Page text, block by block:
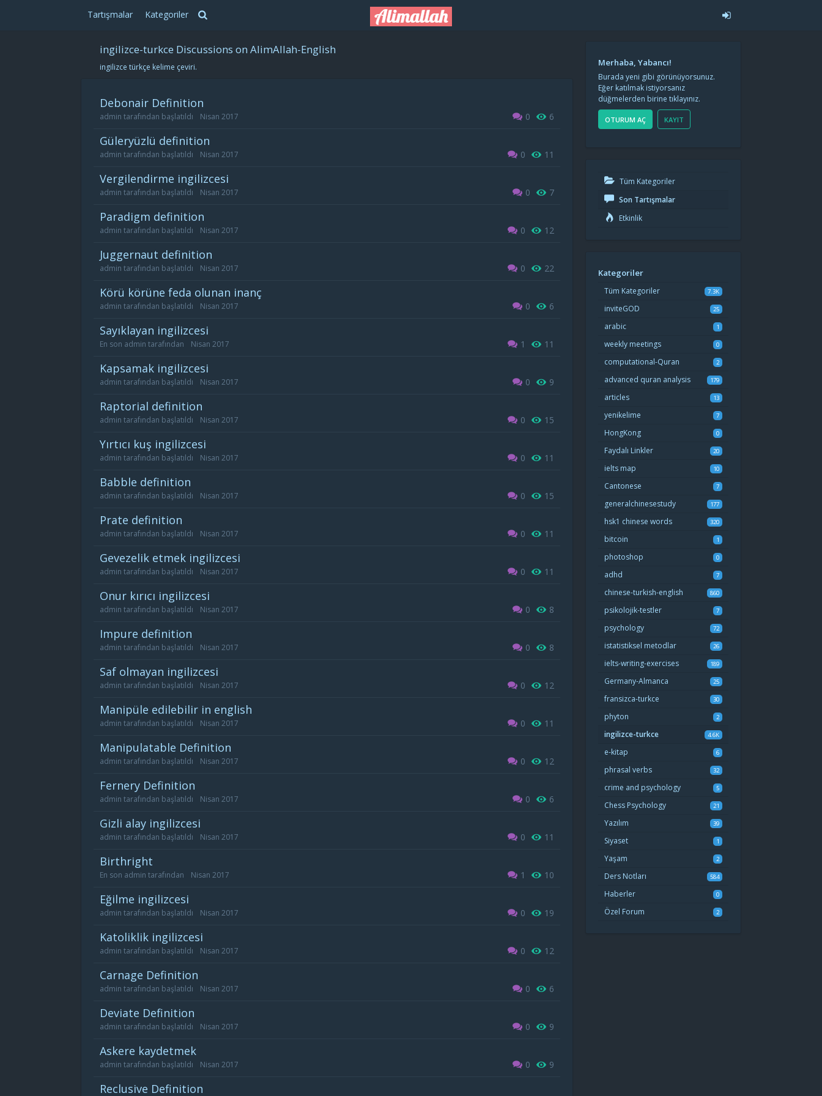
Tartışmalar Kategoriler
ingilizce-turkce Discussions on AlimAllah-English
ingilizce türkçe kelime çeviri.
debonair Definition
6
0
admin tarafından başlatıldı Nisan 2017
güleryüzlü definition
11
0
admin tarafından başlatıldı Nisan 2017
vergilendirme ingilizcesi
7
0
admin tarafından başlatıldı Nisan 2017
paradigm definition
12
0
admin tarafından başlatıldı Nisan 2017
juggernaut definition
22
0
admin tarafından başlatıldı Nisan 2017
körü körüne feda olunan inanç
6
0
admin tarafından başlatıldı Nisan 2017
sayıklayan ingilizcesi
11
1
En son admin tarafından Nisan 2017
kapsamak ingilizcesi
9
0
admin tarafından başlatıldı Nisan 2017
raptorial definition
15
0
admin tarafından başlatıldı Nisan 2017
yırtıcı kuş ingilizcesi
11
0
admin tarafından başlatıldı Nisan 2017
babble definition
15
0
admin tarafından başlatıldı Nisan 2017
prate definition
11
0
admin tarafından başlatıldı Nisan 2017
gevezelik etmek ingilizcesi
11
0
admin tarafından başlatıldı Nisan 2017
onur kırıcı ingilizcesi
8
0
admin tarafından başlatıldı Nisan 2017
impure definition
8
0
admin tarafından başlatıldı Nisan 2017
saf olmayan ingilizcesi
12
0
admin tarafından başlatıldı Nisan 2017
manipüle edilebilir in english
11
0
admin tarafından başlatıldı Nisan 2017
manipulatable Definition
12
0
admin tarafından başlatıldı Nisan 2017
fernery Definition
6
0
admin tarafından başlatıldı Nisan 2017
gizli alay ingilizcesi
11
0
admin tarafından başlatıldı Nisan 2017
birthright
10
1
En son admin tarafından Nisan 2017
eğilme ingilizcesi
19
0
admin tarafından başlatıldı Nisan 2017
katoliklik ingilizcesi
12
0
admin tarafından başlatıldı Nisan 2017
carnage Definition
6
0
admin tarafından başlatıldı Nisan 2017
deviate Definition
9
0
admin tarafından başlatıldı Nisan 2017
askere kaydetmek
9
0
admin tarafından başlatıldı Nisan 2017
reclusive Definition
Merhaba, Yabancı!
Burada yeni gibi görünüyorsunuz.
Eğer katılmak istiyorsanız
düğmelerden birine tıklayınız.
OTURUM AÇ KAYIT
Tüm Kategoriler
Son Tartışmalar
Etkinlik
Kategoriler
7.3K
Tüm Kategoriler
25
inviteGOD
1
arabic
0
weekly meetings
2
computational-Quran
179
advanced quran analysis
13
articles
7
yenikelime
0
HongKong
20
Faydalı Linkler
10
ielts map
7
Cantonese
177
generalchinesestudy
320
hsk1 chinese words
1
bitcoin
0
photoshop
7
adhd
860
chinese-turkish-english
7
psikolojik-testler
72
psychology
26
istatistiksel metodlar
189
ielts-writing-exercises
25
Germany-Almanca
30
fransizca-turkce
2
phyton
4.6K
ingilizce-turkce
6
e-kitap
32
phrasal verbs
5
crime and psychology
21
Chess Psychology
39
Yazılım
1
Siyaset
2
Yaşam
584
Ders Notları
0
Haberler
2
Özel Forum